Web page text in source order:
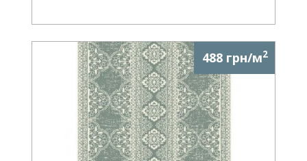
488 грн/м2